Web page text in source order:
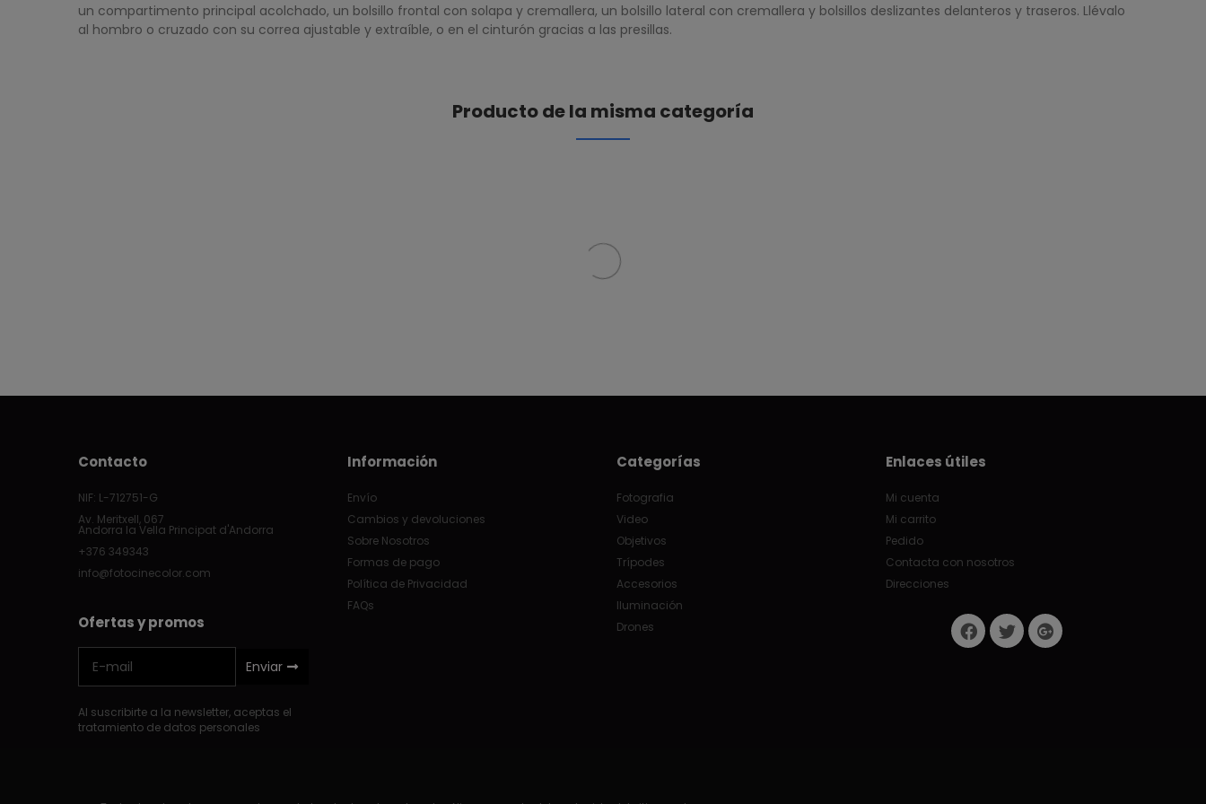
un compartimento principal acolchado, un bolsillo frontal con solapa y cremallera, un bolsillo lateral con cremallera y bolsillos deslizantes delanteros y traseros. Llévalo
al hombro o cruzado con su correa ajustable y extraíble, o en el cinturón gracias a las presillas.
Producto de la misma categoría
Contacto
NIF: L-712751-G
Av. Meritxell, 067
Andorra la Vella Principat d'Andorra
+376 349343
info@fotocinecolor.com
Ofertas y promos
Enviar
Al suscribirte a la newsletter, aceptas el
tratamiento de datos personales
Información
Envío
Cambios y devoluciones
Sobre Nosotros
Formas de pago
Política de Privacidad
FAQs
Categorías
Fotografia
Video
Objetivos
Trípodes
Accesorios
Iluminación
Drones
Enlaces útiles
Mi cuenta
Mi carrito
Pedido
Contacta con nosotros
Direcciones